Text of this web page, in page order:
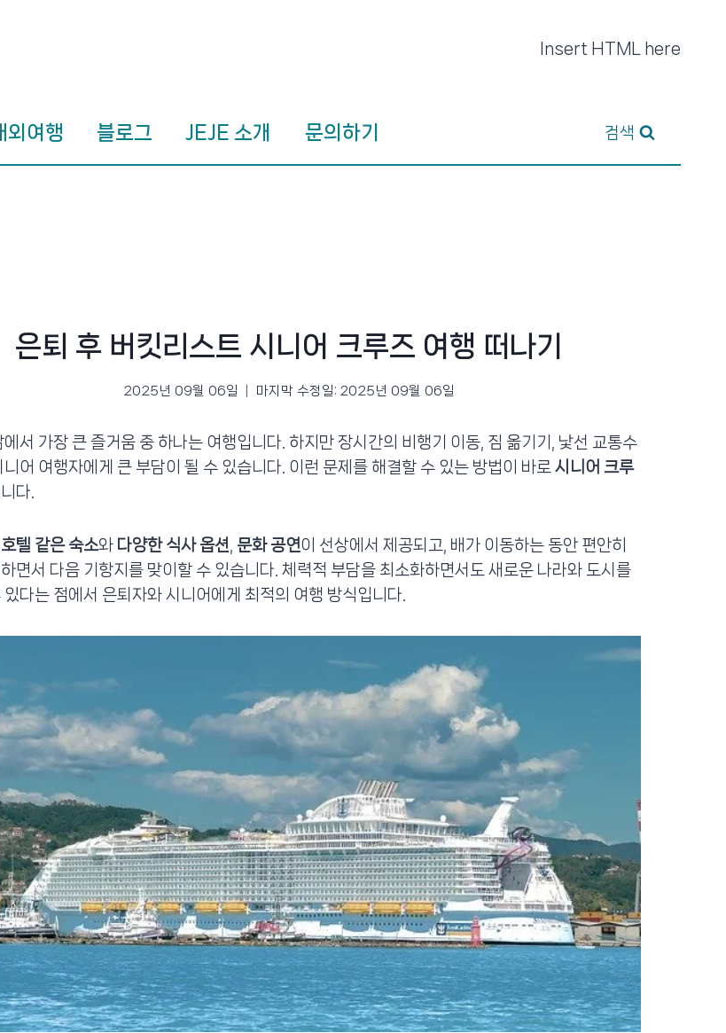
Insert HTML here
외여행 블로그 JEJE 소개 문의하기 검색
은퇴 후 버킷리스트 시니어 크루즈 여행 떠나기
2025년 09월 06일 마지막 수정일: 2025년 09월 06일
에서 가장 큰 즐거움 중 하나는 여행입니다. 하지만 장시간의 비행기 이동, 짐 옮기기, 낯선 교통수
니어 여행자에게 큰 부담이 될 수 있습니다. 이런 문제를 해결할 수 있는 방법이 바로 시니어 크루
다.
호텔 같은 숙소와 다양한 식사 옵션, 문화 공연이 선상에서 제공되고, 배가 이동하는 동안 편안히
면서 다음 기항지를 맞이할 수 있습니다. 체력적 부담을 최소화하면서도 새로운 나라와 도시를
있다는 점에서 은퇴자와 시니어에게 최적의 여행 방식입니다.